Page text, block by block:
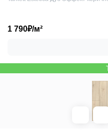
1 790₽/м²